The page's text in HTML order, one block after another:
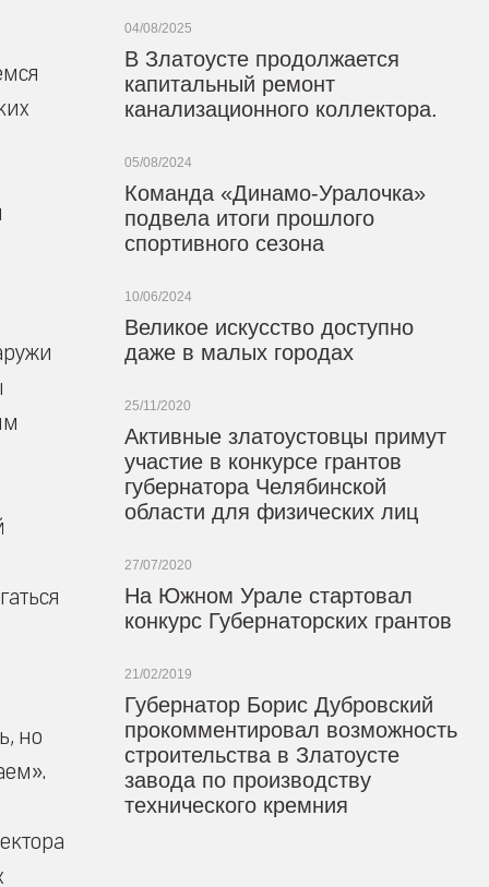
но
04/08/2025
В Златоусте продолжается
капитальный ремонт
канализационного коллектора.
05/08/2024
Команда «Динамо-Уралочка»
подвела итоги прошлого
спортивного сезона
10/06/2024
Великое искусство доступно
даже в малых городах
25/11/2020
Активные златоустовцы примут
участие в конкурсе грантов
губернатора Челябинской
области для физических лиц
27/07/2020
На Южном Урале стартовал
конкурс Губернаторских грантов
21/02/2019
Губернатор Борис Дубровский
прокомментировал возможность
строительства в Златоусте
завода по производству
технического кремния